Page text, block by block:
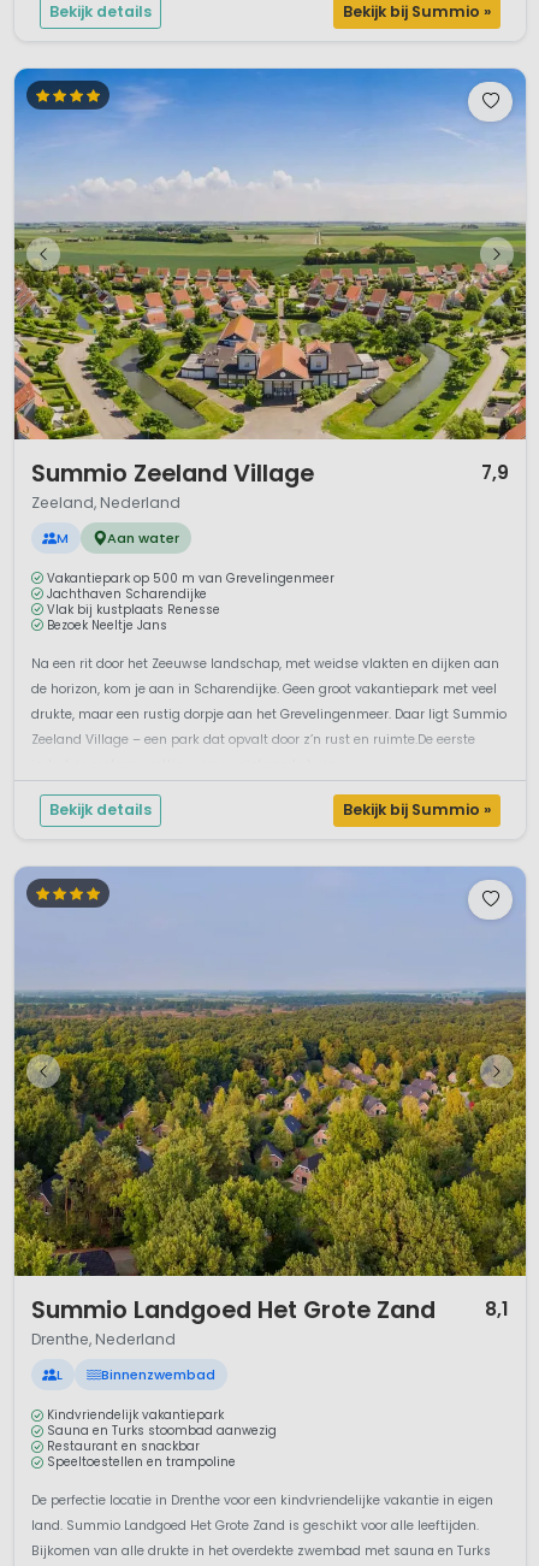
Bekijk details Bekijk bij Summio »
Summio Zeeland Village 7,9
Zeeland, Nederland
M Aan water
Vakantiepark op 500 m van Grevelingenmeer
Jachthaven Scharendijke
Vlak bij kustplaats Renesse
Bezoek Neeltje Jans
Na een rit door het Zeeuwse landschap, met weidse vlakten en dijken aan
de horizon, kom je aan in Scharendijke. Geen groot vakantiepark met veel
drukte, maar een rustig dorpje aan het Grevelingenmeer. Daar ligt Summio
Zeeland Village – een park dat opvalt door z’n rust en ruimte.De eerste
Bekijk details Bekijk bij Summio »
Summio Landgoed Het Grote Zand 8,1
Drenthe, Nederland
L Binnenzwembad
Kindvriendelijk vakantiepark
Sauna en Turks stoombad aanwezig
Restaurant en snackbar
Speeltoestellen en trampoline
De perfectie locatie in Drenthe voor een kindvriendelijke vakantie in eigen
land. Summio Landgoed Het Grote Zand is geschikt voor alle leeftijden.
Bijkomen van alle drukte in het overdekte zwembad met sauna en Turks